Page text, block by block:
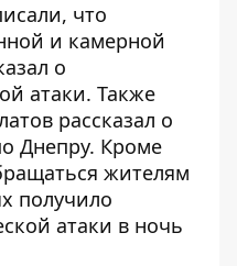
что
и камерной
о
атаки. Также
рассказал о
Днепру. Кроме
жителям
получило
атаки в ночь